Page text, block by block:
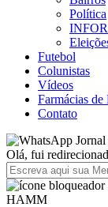
Política
Futebol
Colunistas
Vídeos
Farmácias de
Contato
Olá, fui
HAMM